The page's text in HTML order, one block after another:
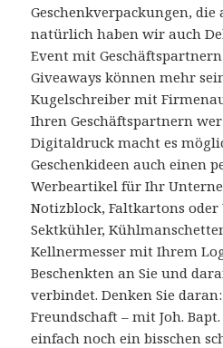
Geschenkverpackungen,
natürlich haben wir auch
Event mit
Giveaways können mehr
Kugelschreiber mit
Ihren Geschäftspartnern
Digitaldruck macht es
Geschenkideen auch einen
Werbeartikel für Ihr
Notizblock, Faltkartons oder
Sektkühler,
Kellnermesser mit Ihrem
Beschenkten an Sie und
verbindet. Denken Sie
Freundschaft – mit Joh.
einfach noch ein bisschen